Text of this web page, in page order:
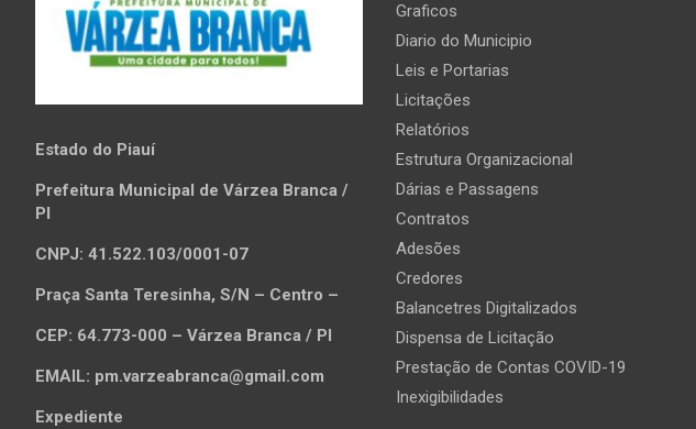
Estado do Piauí
Prefeitura Municipal de Várzea Branca /
PI
CNPJ: 41.522.103/0001-07
Praça Santa Teresinha, S/N – Centro –
CEP: 64.773-000 – Várzea Branca / PI
EMAIL: pm.varzeabranca@gmail.com
Expediente
Graficos
Diario do Municipio
Leis e Portarias
Licitações
Relatórios
Estrutura Organizacional
Dárias e Passagens
Contratos
Adesões
Credores
Balancetres Digitalizados
Dispensa de Licitação
Prestação de Contas COVID-19
Inexigibilidades